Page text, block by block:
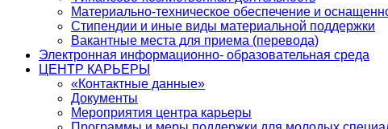
Материально-техническое обеспечение и
Стипендии и иные виды материальной поддержки
Вакантные места для приема (перевода)
Электронная информационно- образовательная среда
ЦЕНТР КАРЬЕРЫ
«Контактные данные»
Документы
Мероприятия центра карьеры